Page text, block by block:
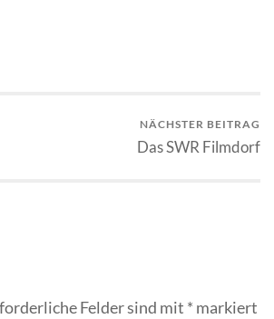
NÄCHSTER BEITRAG
Das SWR Filmdorf
Felder sind mit * markiert